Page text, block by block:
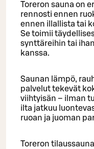
Toreron sauna on
rennosti ennen
ennen illallista tai
Se toimii
synttäreihin tai
kanssa.
Saunan lämpö,
palvelut tekevät
viihtyisän – ilman
ilta jatkuu
ruoan ja juoman
Toreron